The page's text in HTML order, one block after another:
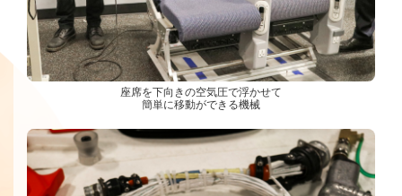
座席を下向きの空気圧で浮かせて
簡単に移動ができる機械